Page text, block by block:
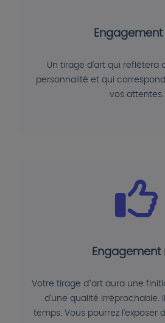
Engagement
Un tirage d'art qui reflétera
personnalité et qui
vos attentes.
Engagement
Votre tirage d"art aura une
d'une qualité irréprochable.
temps. Vous pourrez l'exposer